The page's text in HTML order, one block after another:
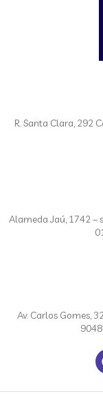
R. Santa Clara, 292
Alameda Jaú, 1742 –
Av. Carlos Gomes,